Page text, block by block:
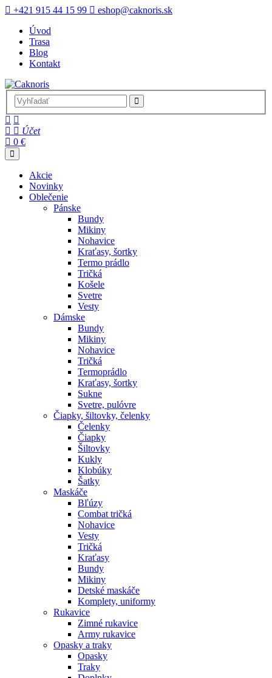
+421 915 44 15 99
eshop@caknoris.sk
Úvod
Trasa
Blog
Kontakt
Účet
0 €
Akcie
Novinky
Oblečenie
Pánske
Bundy
Mikiny
Nohavice
Kraťasy, šortky
Termo prádlo
Tričká
Košele
Svetre
Vesty
Dámske
Bundy
Mikiny
Nohavice
Tričká
Termoprádlo
Kraťasy, šortky
Sukne
Svetre, pulóvre
Čiapky, šiltovky, čelenky
Čelenky
Čiapky
Šiltovky
Kukly
Klobúky
Šatky
Maskáče
Bľúzy
Combat tričká
Nohavice
Vesty
Tričká
Kraťasy
Bundy
Mikiny
Detské maskáče
Komplety, uniformy
Rukavice
Zimné rukavice
Army rukavice
Opasky a traky
Opasky
Traky